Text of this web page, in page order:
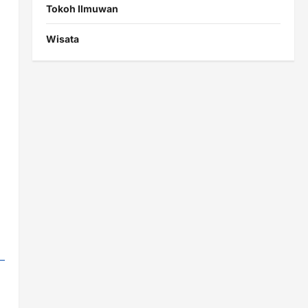
Tokoh Ilmuwan
Wisata